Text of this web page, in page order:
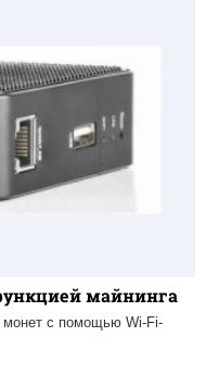
майнинга
монет с помощью Wi-Fi-